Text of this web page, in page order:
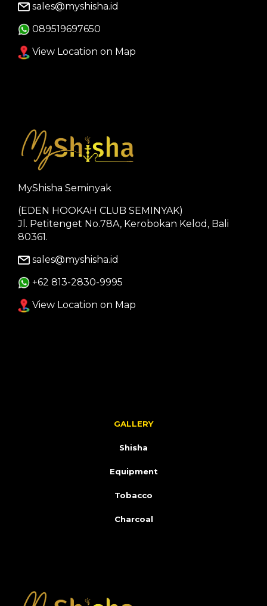
sales@myshisha.id
089519697650
View Location on Map
MyShisha Seminyak
(EDEN HOOKAH CLUB SEMINYAK)
Jl. Petitenget No.78A, Kerobokan Kelod, Bali
80361.
sales@myshisha.id
+62 813-2830-9995
View Location on Map
GALLERY
Shisha
Equipment
Tobacco
Charcoal